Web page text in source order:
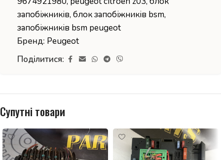
запобіжників, блок запобіжників bsm,
запобіжників bsm peugeot
Бренд: Peugeot
Поділитися:
Супутні товари